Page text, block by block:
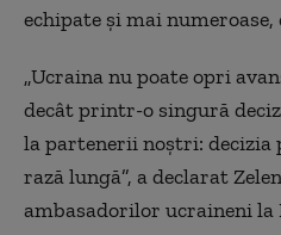
echipate şi mai numeroase,
„Ucraina nu poate opri
decât printr-o singură
la partenerii noştri:
rază lungă”, a declarat
ambasadorilor ucraineni la